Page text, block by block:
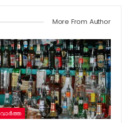
More From Author
വാർത്ത